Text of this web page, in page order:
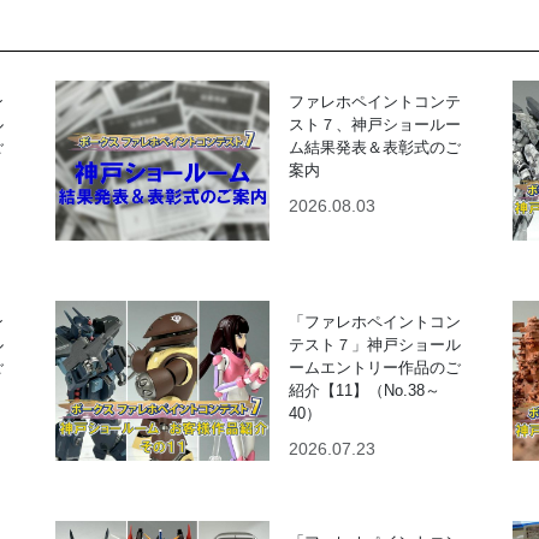
ファレホペイントコンテ
スト７、神戸ショールー
ム結果発表＆表彰式のご
案内
2026.08.03
「ファレホペイントコン
テスト７」神戸ショール
ームエントリー作品のご
紹介【11】（No.38～
40）
2026.07.23